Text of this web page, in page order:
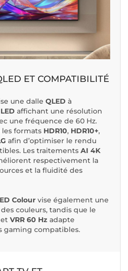
ET COMPATIBILITÉ
une dalle QLED à
affichant une résolution
une fréquence de 60 Hz.
formats HDR10, HDR10+,
afin d’optimiser le rendu
Les traitements AI 4K
respectivement la
et la fluidité des
Colour vise également une
couleurs, tandis que le
et VRR 60 Hz adapte
gaming compatibles.